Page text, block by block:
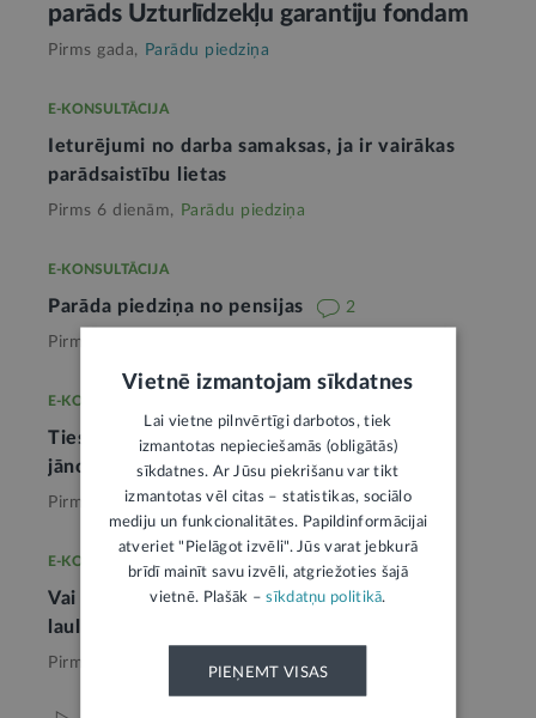
parāds Uzturlīdzekļu garantiju fondam
Pirms gada, Parādu piedziņa
E-KONSULTĀCIJA
Ieturējumi no darba samaksas, ja ir vairākas
parādsaistību lietas
Pirms 6 dienām, Parādu piedziņa
E-KONSULTĀCIJA
Parāda piedziņa no pensijas 2
Pirms mēneša,
E-KONSULTĀCIJA
Tiesu izpildītājam izsoles sludinājumā ir
jānorāda likumā noteiktā informācija
Pirms 2 mēnešiem, Parādu piedziņa
E-KONSULTĀCIJA
Vai tiesu izpildītājs var vērst piedziņu uz
laulātā atsevišķo mantu
Pirms 5 mēnešiem, Parādu piedziņa
Vietnē izmantojam sīkdatnes
Lai vietne pilnvērtīgi darbotos, tiek
izmantotas nepieciešamās (obligātās)
sīkdatnes. Ar Jūsu piekrišanu var tikt
izmantotas vēl citas – statistikas, sociālo
mediju un funkcionalitātes. Papildinformācijai
atveriet "Pielāgot izvēli". Jūs varat jebkurā
brīdī mainīt savu izvēli, atgriežoties šajā
vietnē. Plašāk –sīkdatņu politikā.
PIEŅEMT VISAS